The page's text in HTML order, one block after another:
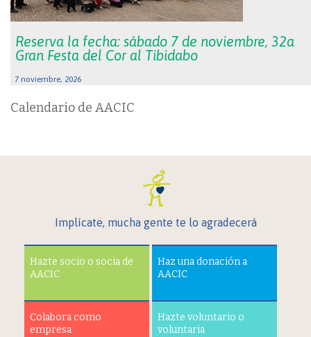
Reserva la fecha: sábado 7 de noviembre, 32a
Gran Festa del Cor al Tibidabo
7 noviembre, 2026
Calendario de AACIC
Implícate, mucha gente te lo agradecerá
Hazte socio o socia de
AACIC
Haz una donación a
AACIC
Colabora como
empresa
Hazte voluntario o
voluntaria